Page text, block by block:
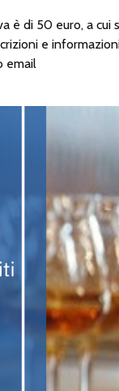
è di 50 euro, a cui
e
email